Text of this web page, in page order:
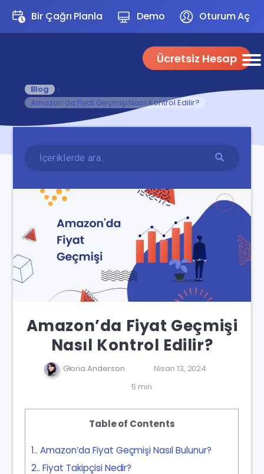
Bir Çağrı Planla Demo Oturum Aç
Ücretsiz Hesap
Blog
»
Amazon’da Fiyat Geçmişi Nasıl Kontrol Edilir?
Amazon’da Fiyat Geçmişi
Nasıl Kontrol Edilir?
Gloria Anderson
Nisan 13, 2024
5 min
Table of Contents
1. Amazon’da Fiyat Geçmişi Nasıl Bulunur?
2. Fiyat Takipçisi Nedir?